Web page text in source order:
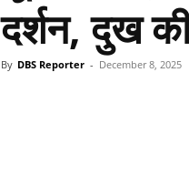
दर्शन, दुख
By DBS Reporter - December 8, 2025